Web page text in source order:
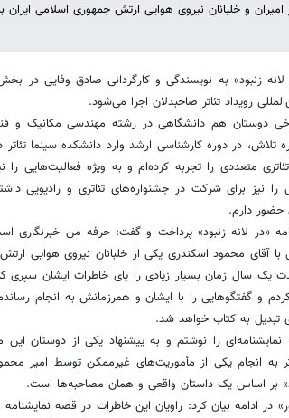
و خلبانان نیروی هوایی ارتش جمهوری اسلامی ایران
لانه زنبود» به نویسندگی و کارگردانی صادق وفایی در بخش
رویداد تئاتر صاحبدلان اجرا می‌شود.
گفت: از سال ۸۶ به اتفاق برخی دوستان هم دانشگاهی در رشته مهندسی
تلاش، در دوره کارشناسی ارشد وارد دانشکده سینما تئاتر
متعددی را تجربه کرده‌ام و به ویژه فعالیت‌هایی را
را نیز برای شرکت در جشنواره‌های تئاتری و رادیویی
حضور دارم.
«در لانه زنبود» پرداخت و گفت: حرفه من خبرنگاری
آقای محمود اسکندری یکی از خلبانان نیروی هوایی
زمان بسیار زیادی را پای خاطرات ایشان سپری
کردم و گفتگوهایی را با ایشان و همرزمانش به انجام
تبدیل به کتاب خواهد شد.
را نوشتم و به پیشنهاد یکی از دوستان این
به انجام یکی از مأموریت‌های غیرممکن توسط امیر
بر اساس یک داستان واقعی و همان مصاحبه‌ها است.
در ادامه بیان کرد: راویان این خاطرات در قصه